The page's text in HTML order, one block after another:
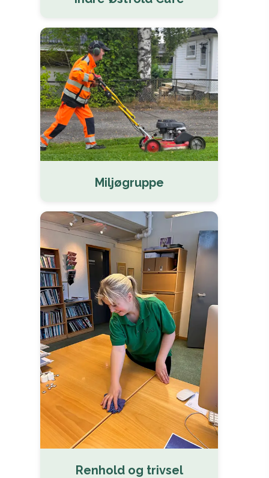
Miljøgruppe
Renhold og trivsel